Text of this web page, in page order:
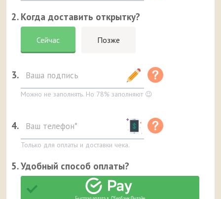
2. Когда доставить открытку?
Сейчас Позже
3.
Можно не заполнять. Но 78% заполняют 😉
4.
Только для оплаты и доставки чека.
5. Удобный способ оплаты?